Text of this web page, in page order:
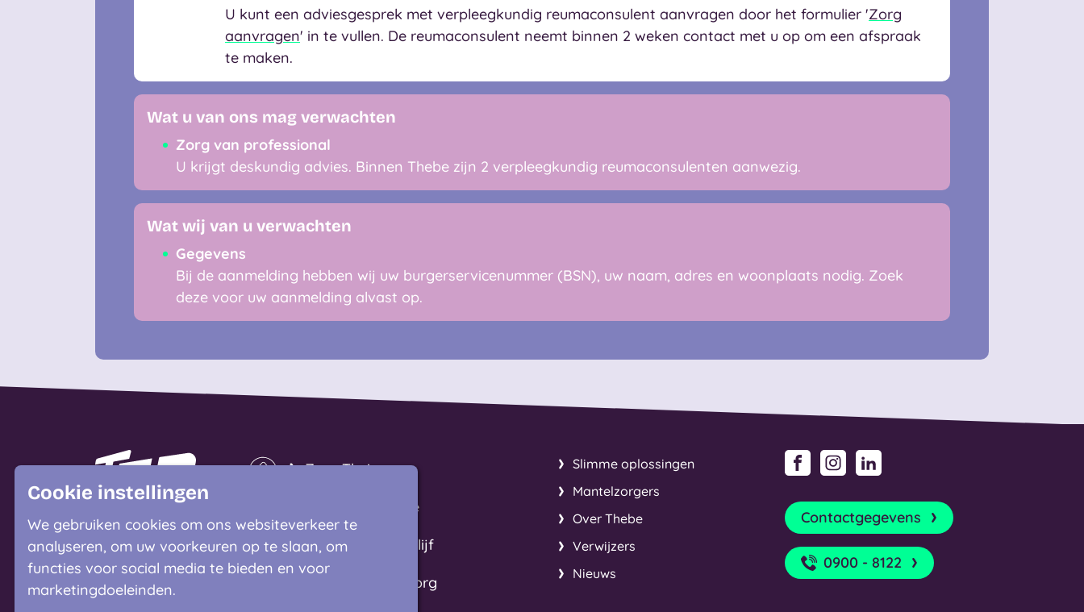
Cookie instellingen
We gebruiken cookies om ons websiteverkeer te
analyseren, om uw voorkeuren op te slaan, om
functies voor social media te bieden en voor
marketingdoeleinden.
U kunt een adviesgesprek met verpleegkundig reumaconsulent aanvragen door het formulier 'Zorg
aanvragen' in te vullen. De reumaconsulent neemt binnen 2 weken contact met u op om een afspraak
te maken.
Wat u van ons mag verwachten
Zorg van professional
U krijgt deskundig advies. Binnen Thebe zijn 2 verpleegkundig reumaconsulenten aanwezig.
Wat wij van u verwachten
Gegevens
Bij de aanmelding hebben wij uw burgerservicenummer (BSN), uw naam, adres en woonplaats nodig. Zoek
deze voor uw aanmelding alvast op.
Naar homepage Zorg Thuis
Wonen bij Thebe
Kortdurend verblijf
Specialistische zorg
Slimme oplossingen
Mantelzorgers
Over Thebe
Verwijzers
Nieuws
FacebookInstagram
LinkedIn
Contactgegevens
0900 - 8122